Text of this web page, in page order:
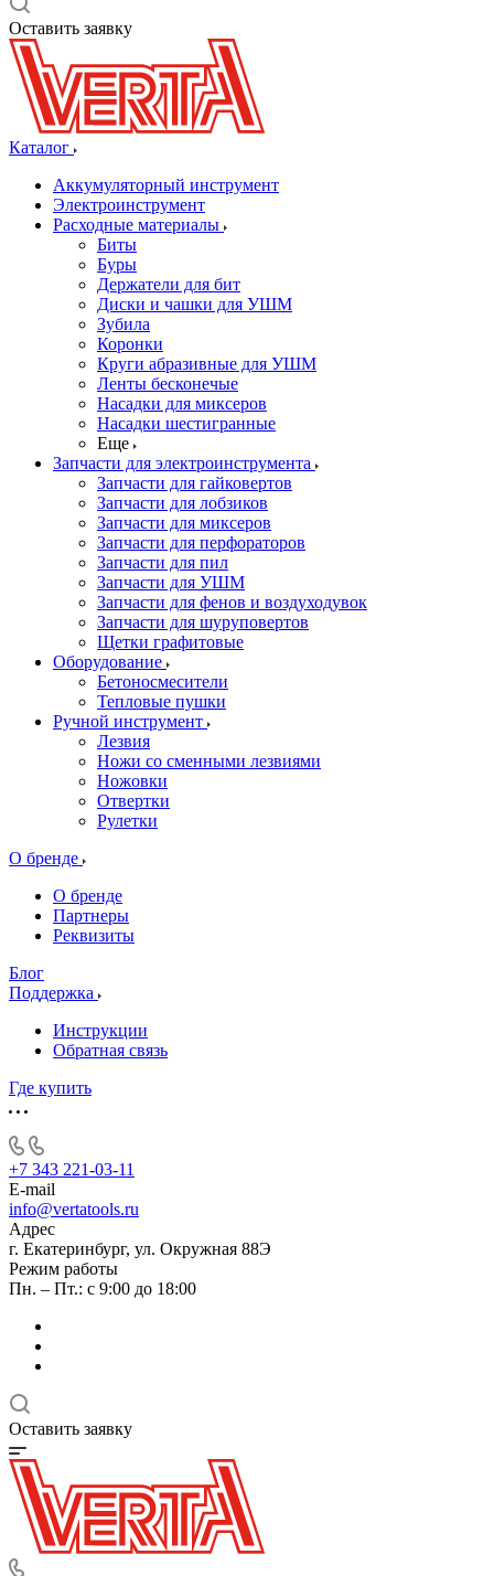
Оставить заявку
Каталог
Аккумуляторный инструмент
Электроинструмент
Расходные материалы
Биты
Буры
Держатели для бит
Диски и чашки для УШМ
Зубила
Коронки
Круги абразивные для УШМ
Ленты бесконечые
Насадки для миксеров
Насадки шестигранные
Еще
Запчасти для электроинструмента
Запчасти для гайковертов
Запчасти для лобзиков
Запчасти для миксеров
Запчасти для перфораторов
Запчасти для пил
Запчасти для УШМ
Запчасти для фенов и воздуходувок
Запчасти для шуруповертов
Щетки графитовые
Оборудование
Бетоносмесители
Тепловые пушки
Ручной инструмент
Лезвия
Ножи со сменными лезвиями
Ножовки
Отвертки
Рулетки
О бренде
О бренде
Партнеры
Реквизиты
Блог
Поддержка
Инструкции
Обратная связь
Где купить
+7 343 221-03-11
E-mail
info@vertatools.ru
Адрес
г. Екатеринбург, ул. Окружная 88Э
Режим работы
Пн. – Пт.: с 9:00 до 18:00
Оставить заявку